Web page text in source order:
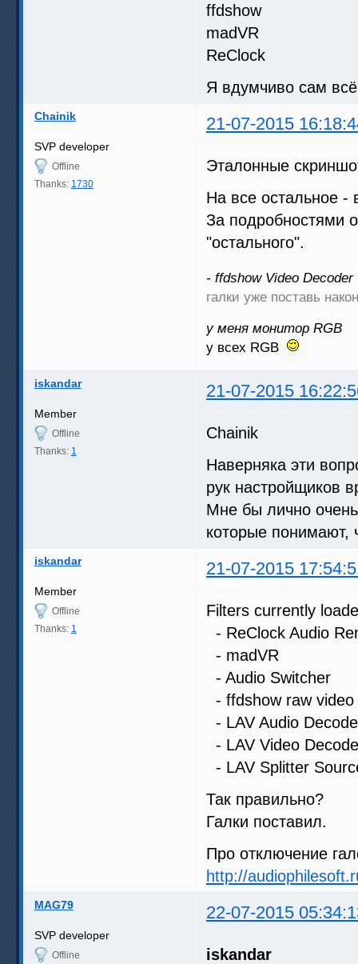
ffdshow
madVR
ReClock
Я вдумчиво сам
Chainik 21-07-2015
SVP developer
Offline
Thanks: 1730
Эталонные
На все остальное -
За подробностями
"остального".
- ffdshow Video Decoder
галки уже поставь
у меня монитор RGB
у всех RGB
iskandar 21-07-2015
Member
Offline
Thanks: 1
Chainik
Наверняка эти
рук настройщиков
Мне бы лично
которые понимают,
iskandar 21-07-2015
Member
Offline
Thanks: 1
Filters currently
- ReClock Audio
- madVR
- Audio Switcher
- ffdshow raw video
- LAV Audio
- LAV Video
- LAV Splitter
Так правильно?
Галки поставил.
Про отключение
http://
MAG79 22-07-2015
SVP developer
Offline iskandar